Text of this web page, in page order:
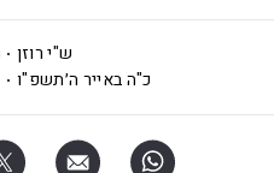
ש"י רוזן
כ"ה באייר ה׳תשפ"ו